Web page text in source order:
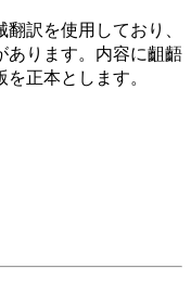
訳を使用しており、
あります。内容に齟齬
正本とします。